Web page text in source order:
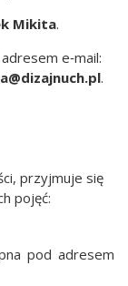
Miki­ta.
e‑mail:
.
przyj­mu­je się
pojęć:
pod adre­sem